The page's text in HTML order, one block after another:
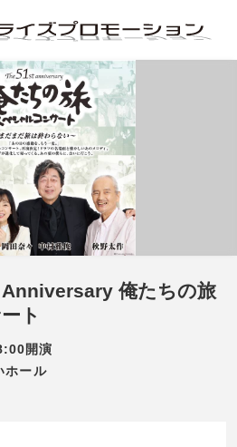
Anniversary 俺たちの旅
ト
開演
ホール